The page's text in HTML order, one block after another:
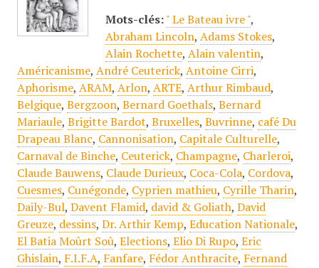
Mots-clés: " Le Bateau ivre ",
Abraham Lincoln, Adams Stokes,
Alain Rochette, Alain valentin,
Américanisme, André Ceuterick, Antoine Cirri,
Aphorisme, ARAM, Arlon, ARTE, Arthur Rimbaud,
Belgique, Bergzoon, Bernard Goethals, Bernard
Mariaule, Brigitte Bardot, Bruxelles, Buvrinne, café Du
Drapeau Blanc, Cannonisation, Capitale Culturelle,
Carnaval de Binche, Ceuterick, Champagne, Charleroi,
Claude Bauwens, Claude Durieux, Coca-Cola, Cordova,
Cuesmes, Cunégonde, Cyprien mathieu, Cyrille Tharin,
Daily-Bul, Davent Flamid, david & Goliath, David
Greuze, dessins, Dr. Arthir Kemp, Education Nationale,
El Batia Moûrt Soû, Elections, Elio Di Rupo, Eric
Ghislain, F.I.F.A, Fanfare, Fédor Anthracite, Fernand